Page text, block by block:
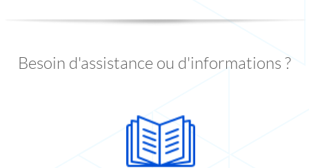
Besoin d'assistance ou d'informations ?